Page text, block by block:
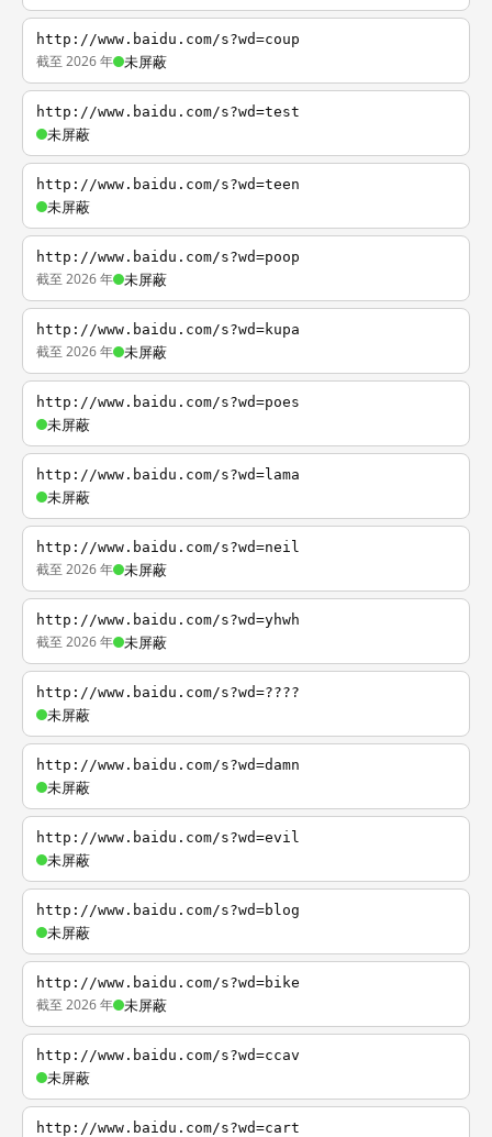
http://www.baidu.com/s?wd=coup
截至 2026 年 未屏蔽
http://www.baidu.com/s?wd=test
未屏蔽
http://www.baidu.com/s?wd=teen
未屏蔽
http://www.baidu.com/s?wd=poop
截至 2026 年 未屏蔽
http://www.baidu.com/s?wd=kupa
截至 2026 年 未屏蔽
http://www.baidu.com/s?wd=poes
未屏蔽
http://www.baidu.com/s?wd=lama
未屏蔽
http://www.baidu.com/s?wd=neil
截至 2026 年 未屏蔽
http://www.baidu.com/s?wd=yhwh
截至 2026 年 未屏蔽
http://www.baidu.com/s?wd=????
未屏蔽
http://www.baidu.com/s?wd=damn
未屏蔽
http://www.baidu.com/s?wd=evil
未屏蔽
http://www.baidu.com/s?wd=blog
未屏蔽
http://www.baidu.com/s?wd=bike
截至 2026 年 未屏蔽
http://www.baidu.com/s?wd=ccav
未屏蔽
http://www.baidu.com/s?wd=cart